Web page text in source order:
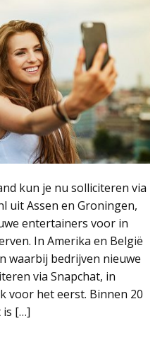
kun je nu solliciteren via
uit Assen en Groningen,
entertainers voor in
In Amerika en België
waarbij bedrijven nieuwe
via Snapchat, in
voor het eerst. Binnen 20
is […]